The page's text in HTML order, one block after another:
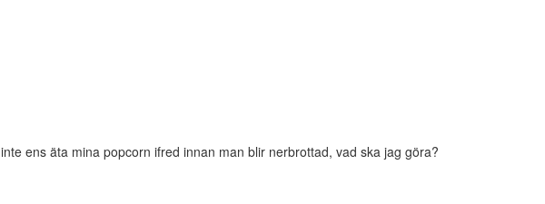
ens äta mina popcorn ifred innan man blir nerbrottad, vad ska jag göra?